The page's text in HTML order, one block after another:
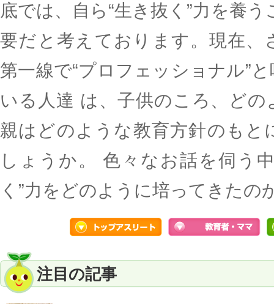
底では、自ら“生き抜く”力を養
要だと考えております。現在、
第一線で“プロフェッショナル”
いる人達 は、子供のころ、ど
親はどのような教育方針のもと
しょうか。 色々なお話を伺う
く”力をどのように培ってきたの
注目の記事